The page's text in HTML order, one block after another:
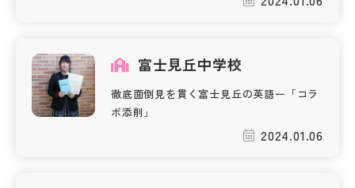
よみもの
学校からのお知らせ
富士見丘中学校
徹底面倒見を貫く富士見丘の英語ー「コラ
ボ添削」
2024.01.06